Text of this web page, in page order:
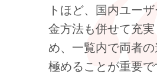
トほど、国内ユー
金方法も併せて充
め、一覧内で両者
極めることが重要で